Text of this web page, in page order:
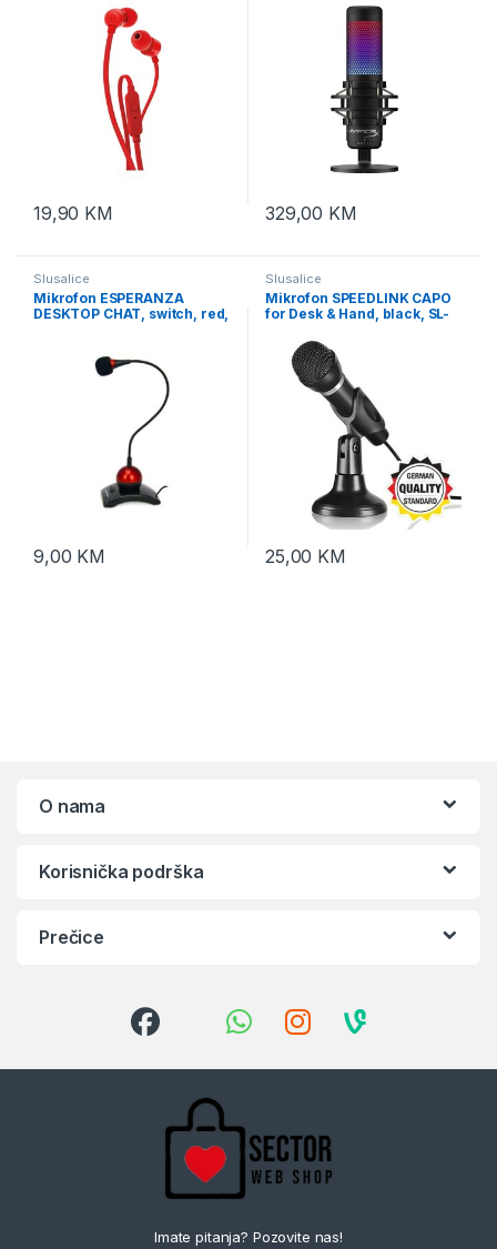
19,90 KM 329,00 KM
Slusalice
Mikrofon ESPERANZA
DESKTOP CHAT, switch, red,
9,00 KM
Slusalice
Mikrofon SPEEDLINK CAPO
for Desk & Hand, black, SL-
25,00 KM
O nama
Korisnička podrška
Prečice
Imate pitanja? Pozovite nas!